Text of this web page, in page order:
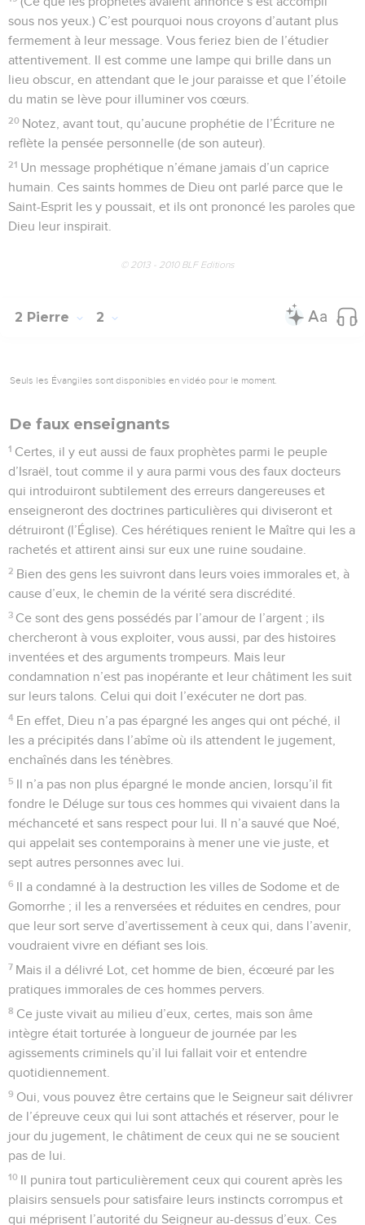
sous nos yeux.) C’est pourquoi nous croyons d’autant plus
fermement à leur message. Vous feriez bien de l’étudier
attentivement. Il est comme une lampe qui brille dans un
lieu obscur, en attendant que le jour paraisse et que l’étoile
du matin se lève pour illuminer vos cœurs.
20 Notez, avant tout, qu’aucune prophétie de l’Écriture ne
reflète la pensée personnelle (de son auteur).
21 Un message prophétique n’émane jamais d’un caprice
humain. Ces saints hommes de Dieu ont parlé parce que le
Saint-Esprit les y poussait, et ils ont prononcé les paroles que
Dieu leur inspirait.
© 2013 - 2010 BLF Editions
2 Pierre 2
Seuls les Évangiles sont disponibles en vidéo pour le moment.
De faux enseignants
1 Certes, il y eut aussi de faux prophètes parmi le peuple
d’Israël, tout comme il y aura parmi vous des faux docteurs
qui introduiront subtilement des erreurs dangereuses et
enseigneront des doctrines particulières qui diviseront et
détruiront (l’Église). Ces hérétiques renient le Maître qui les a
rachetés et attirent ainsi sur eux une ruine soudaine.
2 Bien des gens les suivront dans leurs voies immorales et, à
cause d’eux, le chemin de la vérité sera discrédité.
3 Ce sont des gens possédés par l’amour de l’argent ; ils
chercheront à vous exploiter, vous aussi, par des histoires
inventées et des arguments trompeurs. Mais leur
condamnation n’est pas inopérante et leur châtiment les suit
sur leurs talons. Celui qui doit l’exécuter ne dort pas.
4 En effet, Dieu n’a pas épargné les anges qui ont péché, il
les a précipités dans l’abîme où ils attendent le jugement,
enchaînés dans les ténèbres.
5 Il n’a pas non plus épargné le monde ancien, lorsqu’il fit
fondre le Déluge sur tous ces hommes qui vivaient dans la
méchanceté et sans respect pour lui. Il n’a sauvé que Noé,
qui appelait ses contemporains à mener une vie juste, et
sept autres personnes avec lui.
6 Il a condamné à la destruction les villes de Sodome et de
Gomorrhe ; il les a renversées et réduites en cendres, pour
que leur sort serve d’avertissement à ceux qui, dans l’avenir,
voudraient vivre en défiant ses lois.
7 Mais il a délivré Lot, cet homme de bien, écœuré par les
pratiques immorales de ces hommes pervers.
8 Ce juste vivait au milieu d’eux, certes, mais son âme
intègre était torturée à longueur de journée par les
agissements criminels qu’il lui fallait voir et entendre
quotidiennement.
9 Oui, vous pouvez être certains que le Seigneur sait délivrer
de l’épreuve ceux qui lui sont attachés et réserver, pour le
jour du jugement, le châtiment de ceux qui ne se soucient
pas de lui.
10 Il punira tout particulièrement ceux qui courent après les
plaisirs sensuels pour satisfaire leurs instincts corrompus et
qui méprisent l’autorité du Seigneur au-dessus d’eux. Ces